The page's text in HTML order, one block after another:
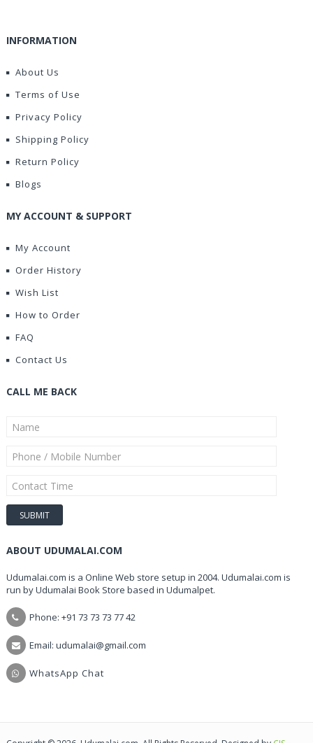
INFORMATION
About Us
Terms of Use
Privacy Policy
Shipping Policy
Return Policy
Blogs
MY ACCOUNT & SUPPORT
My Account
Order History
Wish List
How to Order
FAQ
Contact Us
CALL ME BACK
ABOUT UDUMALAI.COM
Udumalai.com is a Online Web store setup in 2004. Udumalai.com is
run by Udumalai Book Store based in Udumalpet.
Phone: +91 73 73 73 77 42
Email: udumalai@gmail.com
WhatsApp Chat